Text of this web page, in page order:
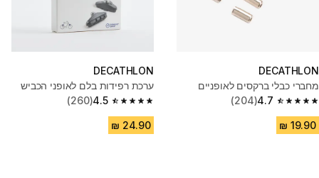
DECATHLON
מחברי כבלי ברקסים לאופניים
4.7
4.7 out of 5 stars from 204 reviews
(204)
DECATHLON
ערכת רפידות בלם לאופני הכביש
4.5
4.5 out of 5 stars from 260 reviews
(260)